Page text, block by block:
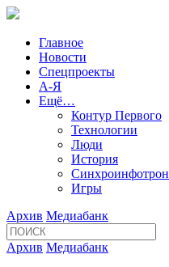
Главное
Новости
Спецпроекты
А-Я
Ещё…
Контур Первого
Технологии
Люди
История
Синхроинфотрон
Игры
Архив Медиабанк
Архив Медиабанк